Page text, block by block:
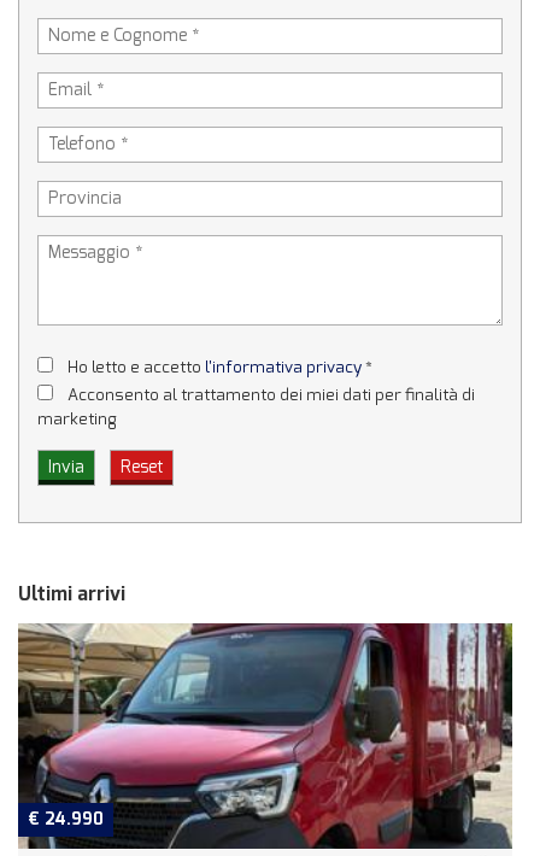
Ho letto e accetto l'informativa privacy*
Acconsento al trattamento dei miei dati per finalità di
marketing
Ultimi arrivi
€ 24.990